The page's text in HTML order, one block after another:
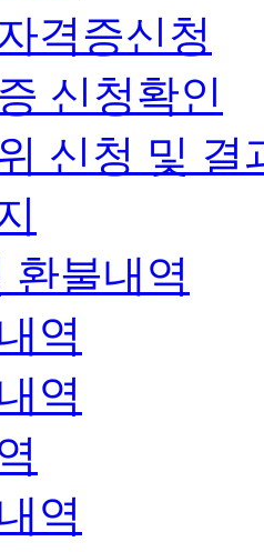
격증신청
신청확인
신청 및 결
환불내역
역
역
역